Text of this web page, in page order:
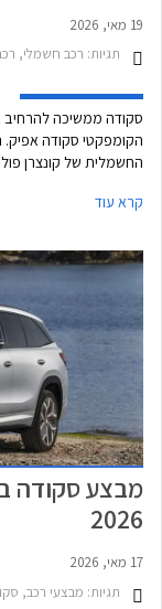
19 מאי, 2026
תגיות: רכב חשמלי,
סקודה ממשיכה להרחיב
החשמלית של קונצרן
קרא עוד
2026
17 מאי, 2026
תגיות: מבצעי רכב,